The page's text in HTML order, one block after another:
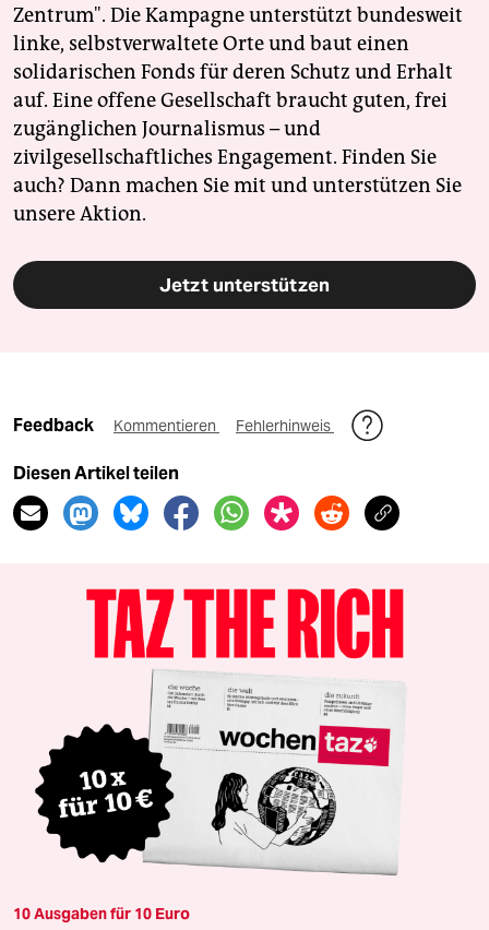
Zentrum". Die Kampagne unterstützt bundesweit
linke, selbstverwaltete Orte und baut einen
solidarischen Fonds für deren Schutz und Erhalt
auf. Eine offene Gesellschaft braucht guten, frei
zugänglichen Journalismus – und
zivilgesellschaftliches Engagement. Finden Sie
auch? Dann machen Sie mit und unterstützen Sie
unsere Aktion.
Jetzt unterstützen
Feedback Kommentieren Fehlerhinweis
Diesen Artikel teilen
10 Ausgaben für 10 Euro